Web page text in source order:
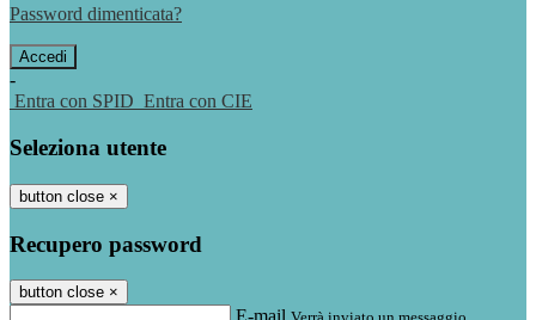
Password dimenticata?
-
Entra con SPID Entra con CIE
Seleziona utente
button close ×
Recupero password
button close ×